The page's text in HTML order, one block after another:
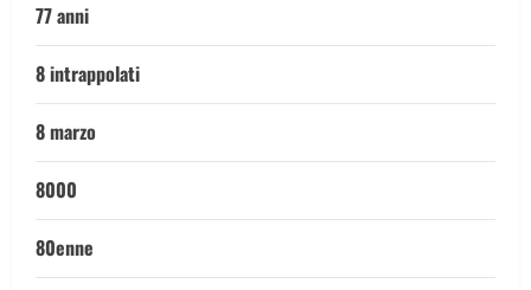
77 anni
8 intrappolati
8 marzo
8000
80enne